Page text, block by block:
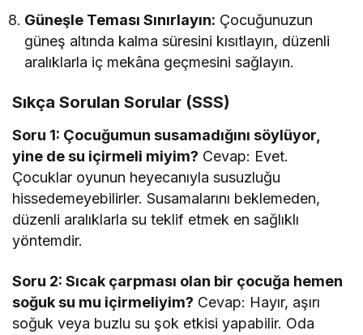
Güneşle Teması Sınırlayın: Çocuğunuzun
güneş altında kalma süresini kısıtlayın, düzenli
aralıklarla iç mekâna geçmesini sağlayın.
Sıkça Sorulan Sorular (SSS)
Soru 1: Çocuğumun susamadığını söylüyor,
yine de su içirmeli miyim? Cevap: Evet.
Çocuklar oyunun heyecanıyla susuzluğu
hissedemeyebilirler. Susamalarını beklemeden,
düzenli aralıklarla su teklif etmek en sağlıklı
yöntemdir.
Soru 2: Sıcak çarpması olan bir çocuğa hemen
soğuk su mu içirmeliyim? Cevap: Hayır, aşırı
soğuk veya buzlu su şok etkisi yapabilir. Oda